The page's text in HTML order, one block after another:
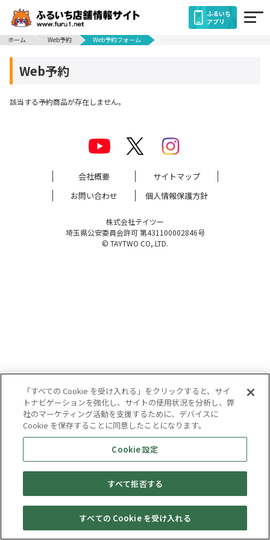
ふるいち
アプリ
ホーム
Web予約 Web予約フォーム
Web予約
該当する予約商品が存在しません。
会社概要
サイトマップ
お問い合わせ
個人情報保護方針
株式会社テイツー
埼玉県公安委員会許可 第431100002846号
© TAYTWO CO,.LTD.
キャンペーン 店舗一覧 Web予約 買取情報 宅配買取
「すべての Cookie を受け入れる」をクリックすると、サイ
トナビゲーションを強化し、サイトの使用状況を分析し、弊
社のマーケティング活動を支援するために、デバイスに
Cookie を保存することに同意したことになります。
Cookie 設定
すべて拒否する
すべての Cookie を受け入れる